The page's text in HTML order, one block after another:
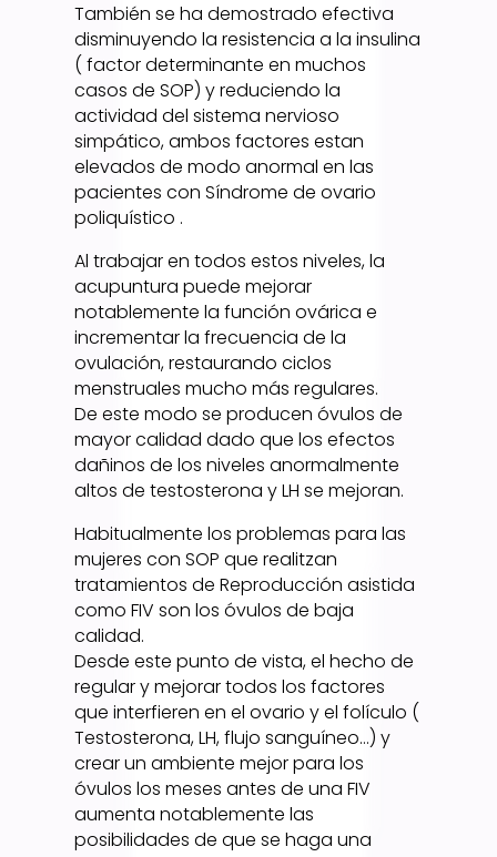
También se ha demostrado efectiva
disminuyendo la resistencia a la insulina
( factor determinante en muchos
casos de SOP) y reduciendo la
actividad del sistema nervioso
simpático, ambos factores estan
elevados de modo anormal en las
pacientes con Síndrome de ovario
poliquístico .
Al trabajar en todos estos niveles, la
acupuntura puede mejorar
notablemente la función ovárica e
incrementar la frecuencia de la
ovulación, restaurando ciclos
menstruales mucho más regulares.
De este modo se producen óvulos de
mayor calidad dado que los efectos
dañinos de los niveles anormalmente
altos de testosterona y LH se mejoran.
Habitualmente los problemas para las
mujeres con SOP que realitzan
tratamientos de Reproducción asistida
como FIV son los óvulos de baja
calidad.
Desde este punto de vista, el hecho de
regular y mejorar todos los factores
que interfieren en el ovario y el folículo (
Testosterona, LH, flujo sanguíneo…) y
crear un ambiente mejor para los
óvulos los meses antes de una FIV
aumenta notablemente las
posibilidades de que se haga una